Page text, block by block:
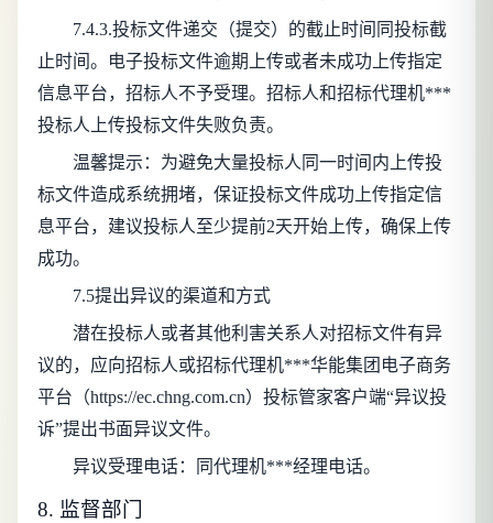
7.4.3.投标文件递交（提交）的截止时间同投标截
止时间。电子投标文件逾期上传或者未成功上传指定
信息平台，招标人不予受理。招标人和招标代理机***
投标人上传投标文件失败负责。
温馨提示：为避免大量投标人同一时间内上传投
标文件造成系统拥堵，保证投标文件成功上传指定信
息平台，建议投标人至少提前2天开始上传，确保上传
成功。
7.5提出异议的渠道和方式
潜在投标人或者其他利害关系人对招标文件有异
议的，应向招标人或招标代理机***华能集团电子商务
平台（https://ec.chng.com.cn）投标管家客户端“异议投
诉”提出书面异议文件。
异议受理电话：同代理机***经理电话。
8. 监督部门